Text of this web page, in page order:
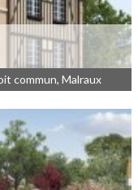
commun, Malraux